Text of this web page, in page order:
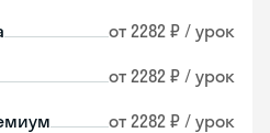
от 2282 ₽ / урок
от 2282 ₽ / урок
от 2282 ₽ / урок